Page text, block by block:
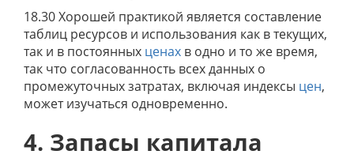
18.30 Хорошей практикой является составление
таблиц ресурсов и использования как в текущих,
так и в постоянных ценах в одно и то же время,
так что согласованность всех данных о
промежуточных затратах, включая индексы цен,
может изучаться одновременно.
4. Запасы капитала